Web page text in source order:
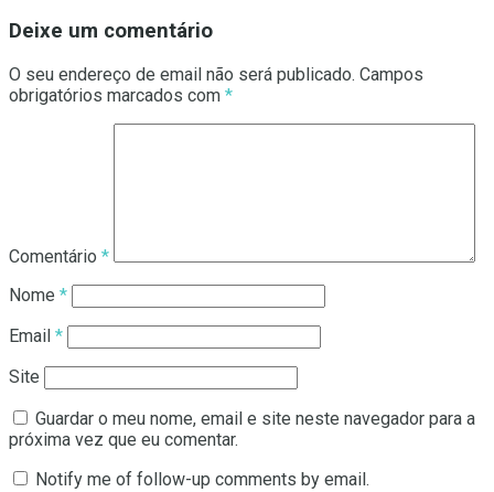
Deixe um comentário
O seu endereço de email não será publicado. Campos
obrigatórios marcados com *
Comentário *
Nome *
Email *
Site
Guardar o meu nome, email e site neste navegador para a
próxima vez que eu comentar.
Notify me of follow-up comments by email.